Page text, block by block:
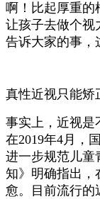
啊！比起厚重的
让孩子去做个视
告诉大家的事，
真性近视只能矫
事实上，近视是
在2019年4月，
进一步规范儿童
知》明确指出，
愈。
目前流行的